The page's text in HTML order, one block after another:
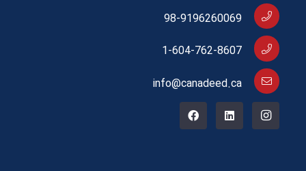
98-9196260069
1-604-762-8607
info@canadeed.ca